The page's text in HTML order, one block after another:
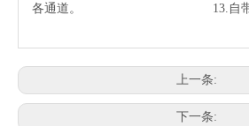
各通道。 13.自带USB
上一条:
下一条: